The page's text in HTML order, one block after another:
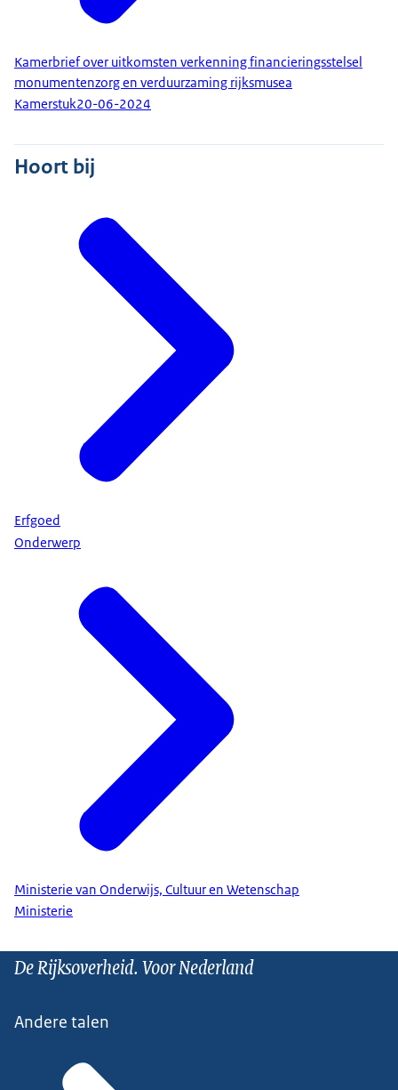
Kamerbrief over uitkomsten verkenning financieringsstelsel
monumentenzorg en verduurzaming rijksmusea
Kamerstuk20-06-2024
Hoort bij
Erfgoed
Onderwerp
Ministerie van Onderwijs, Cultuur en Wetenschap
Ministerie
De Rijksoverheid. Voor Nederland
Andere talen